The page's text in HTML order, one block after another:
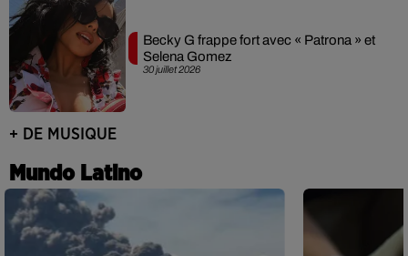
30 juillet 2026
Becky G frappe fort avec « Patrona » et
Selena Gomez
+ DE MUSIQUE
Mundo Latino